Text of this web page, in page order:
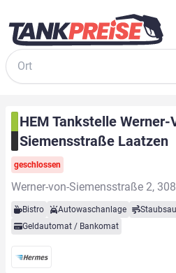
Suche
HEM Tankstelle Werner-
Siemensstraße Laatzen
geschlossen
Werner-von-Siemensstraße 2,
Bistro Autowaschanlage
Geldautomat / Bankomat